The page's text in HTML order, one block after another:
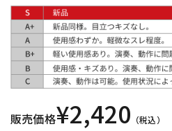
中古
販売価格¥2,420 （税込）